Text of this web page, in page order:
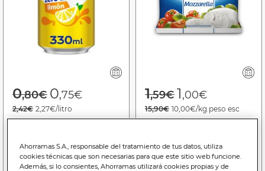
Price reduced from
0,80€to
0,75€
2,42€ 2,27€/litro
Bajada de precio a0.75€
Price reduced
1,59€to
1,00€
15,90€ 10,00€/kg.peso esc
Bajada de precio a1.00€
Ahorramas S.A., responsable del tratamiento de tus datos, utiliza
cookies técnicas que son necesarias para que este sitio web funcione.
Además, si lo consientes, Ahorramas utilizará cookies propias y de